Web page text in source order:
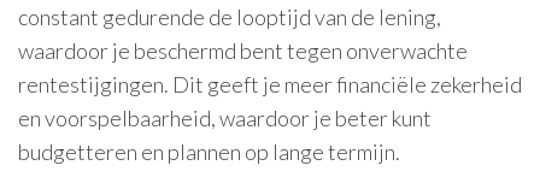
constant gedurende de looptijd van de lening,
waardoor je beschermd bent tegen onverwachte
rentestijgingen. Dit geeft je meer financiële zekerheid
en voorspelbaarheid, waardoor je beter kunt
budgetteren en plannen op lange termijn.